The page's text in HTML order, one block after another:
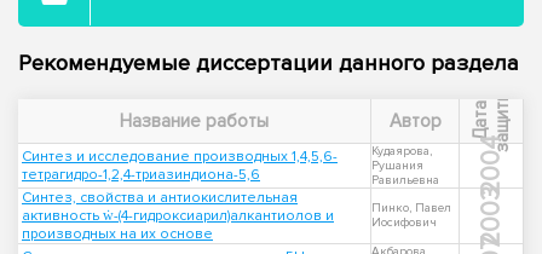
Рекомендуемые диссертации данного раздела
Название работы Автор Д
а
т
а
з
а
щ
и
ты
Синтез и исследование производных 1,4,5,6-
тетрагидро-1,2,4-триазиндиона-5,6
Кудаярова,
Рушания
Равильевна
2004
Синтез, свойства и антиокислительная
активность ẇ-(4-гидроксиарил)алкантиолов и
производных на их основе
Пинко, Павел
Иосифович
2003